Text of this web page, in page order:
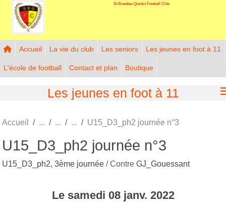
St Brandan-Quintin Football Club
Accueil La vie du club Les seniors Les jeunes en foot à 11
L'école de football Contact et plan Boutique
Les jeunes en foot à 11
Accueil U15_D3_ph2 journée n°3
U15_D3_ph2 journée n°3
U15_D3_ph2, 3ème journée / Contre GJ_Gouessant
Le samedi 08 janv. 2022
Panneau de gestion des cookies